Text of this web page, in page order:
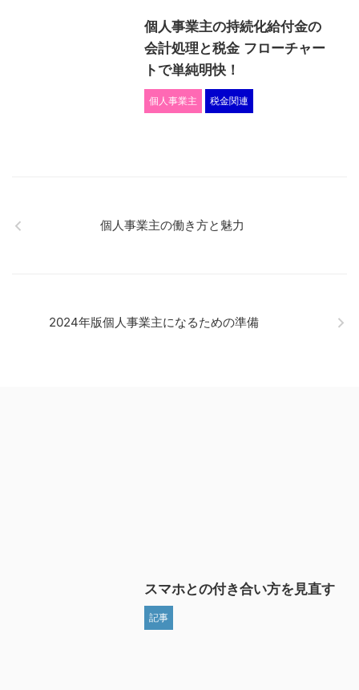
個人事業主の持続化給付金の
会計処理と税金 フローチャー
トで単純明快！
個人事業主 税金関連
個人事業主の働き方と魅力
2024年版個人事業主になるための準備
スマホとの付き合い方を見直す
記事